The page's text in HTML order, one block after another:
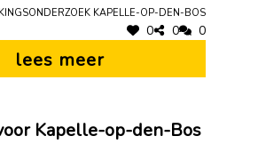
Kapelle-op-den-Bos
0 0 0
lees meer
Kapelle-op-den-Bos